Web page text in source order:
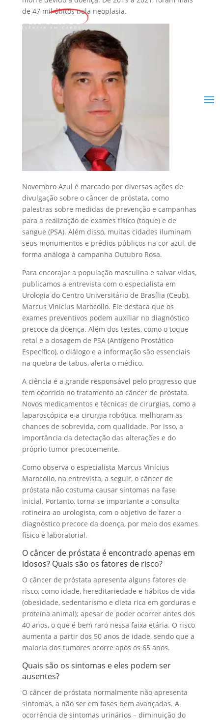
de 47 mil óbitos pela neoplasia.
Novembro Azul é marcado por diversas ações de
divulgação sobre o câncer de próstata, como
palestras sobre medidas de prevenção e campanhas
para a realização de exames físico (toque) e de
sangue (PSA). Além disso, muitas cidades iluminam
seus monumentos e prédios públicos na cor azul, de
forma análoga à campanha Outubro Rosa.
Para encorajar a população masculina e salvar vidas,
publicamos a entrevista com o especialista em
Urologia do Centro Universitário de Brasília (Ceub),
Marcus Vinícius Marocollo. Ele destaca que os
exames preventivos podem auxiliar no diagnóstico
precoce da doença. Além dos testes, como o toque
retal e a dosagem de PSA (Antígeno Prostático
Específico), o diálogo e a informação são essenciais
na quebra de tabus, alerta o médico.
A ciência é a grande responsável pelo progresso que
tem ocorrido no tratamento ao câncer de próstata.
Novos medicamentos e técnicas de cirurgias, como a
laparoscópica e a cirurgia robótica, melhoram as
chances de sobrevida, com qualidade. Por isso, a
importância da detectação das alterações e do
próprio tumor precocemente.
Como observa o especialista Marcus Vinícius
Marocollo, na entrevista, a seguir, o câncer de
próstata não costuma causar sintomas na fase
inicial. Portanto, torna-se importante a consulta
rotineira ao urologista, com o objetivo de fazer o
diagnóstico precoce da doença, por meio dos exames
físico e laboratorial.
O câncer de próstata é encontrado apenas em
idosos? Quais são os fatores de risco?
O câncer de próstata apresenta alguns fatores de
risco, como idade, hereditariedade e hábitos de vida
(obesidade, sedentarismo e dieta rica em gorduras e
proteína animal); apesar de poder ocorrer antes dos
40 anos, o que é bem raro nessa faixa etária. O risco
aumenta a partir dos 50 anos de idade, sendo que a
maioria dos tumores ocorre após os 65 anos.
Quais são os sintomas e eles podem ser
ausentes?
O câncer de próstata normalmente não apresenta
sintomas, a não ser em fases bem avançadas. A
ocorrência de sintomas urinários – diminuição do